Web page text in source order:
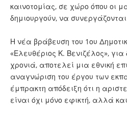
καινοτομίας, σε χώρο όπου οι
δημιουργούν, να
Η νέα βράβευση του 1ου
«Ελευθέριος Κ. Βενιζέλος»,
χρονιά, αποτελεί μια εθνική
αναγνώριση του έργου των
έμπρακτη απόδειξη ότι η
είναι όχι μόνο εφικτή, αλλά